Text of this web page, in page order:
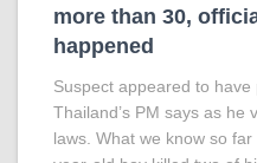
more than 30,
happened
Suspect appeared to have
Thailand’s PM says as he
laws. What we know so